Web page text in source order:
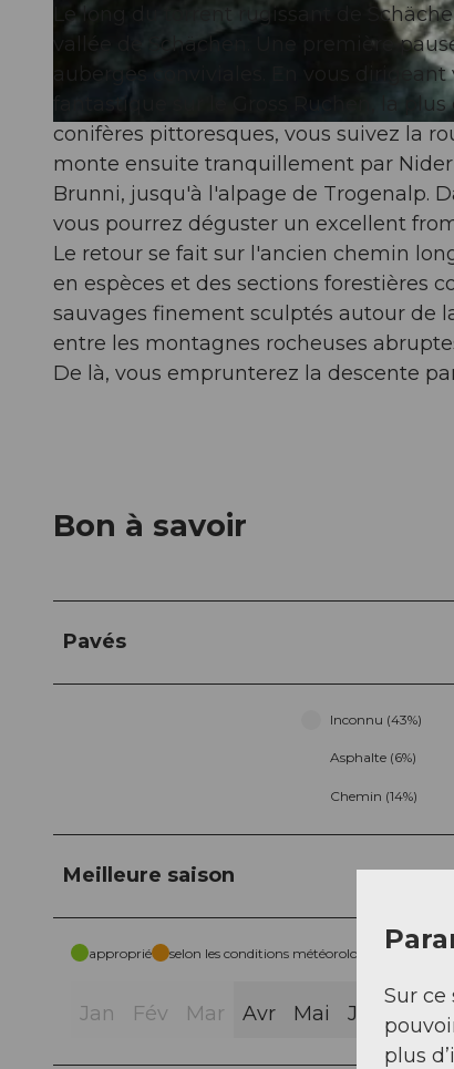
© ARE, Verein Urner Wanderwege |CC-BY
Le long du torrent rugissant de
vallée de Schächen. Une première
auberges conviviales. En vous
fantastique sur le Gross Ruchen, la
conifères pittoresques, vous suivez la
monte ensuite tranquillement par
Brunni, jusqu'à l'alpage de Trogenalp.
vous pourrez déguster un excellent
Le retour se fait sur l'ancien chemin
en espèces et des sections forestières
sauvages finement sculptés autour de
entre les montagnes rocheuses
De là, vous emprunterez la descente
Bon à savoir
Pavés
Inconnu (43%)
Asphalte (6%)
Chemin (14%)
Meilleure saison
approprié selon les conditions météorologiques
Jan Fév Mar Avr Mai Jui
Sur ce
plus